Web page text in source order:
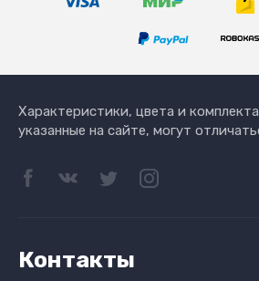
Характеристики, цвета и
указанные на сайте, могут
Контакты